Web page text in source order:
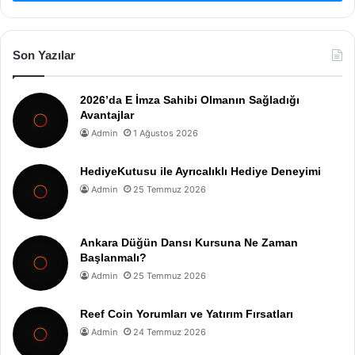
Son Yazılar
2026’da E İmza Sahibi Olmanın Sağladığı
Avantajlar
Admin 1 Ağustos 2026
HediyeKutusu ile Ayrıcalıklı Hediye Deneyimi
Admin 25 Temmuz 2026
Ankara Düğün Dansı Kursuna Ne Zaman
Başlanmalı?
Admin 25 Temmuz 2026
Reef Coin Yorumları ve Yatırım Fırsatları
Admin 24 Temmuz 2026